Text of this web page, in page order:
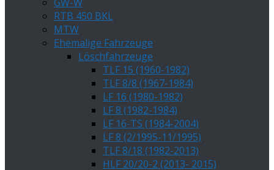
RTB 450 BKL
MTW
Ehemalige Fahrzeuge
Löschfahrzeuge
TLF 15 (1960-1982)
TLF 8/8 (1967-1984)
LF 16 (1980-1982)
LF 8 (1982-1984)
LF 16-TS (1984-2004)
LF 8 (2/1995-11/1995)
TLF 8/18 (1982-2013)
HLF 20/20-2 (2013- 2015)